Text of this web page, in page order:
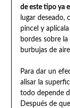
de este tipo ya
lugar deseado,
pincel y
bordes sobre
burbujas de
Para dar un
alisar la
todo depende
Después de